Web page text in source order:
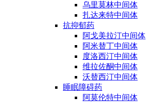
乌里莫林中间体
扎达来特中间体
抗抑郁药
阿戈美拉汀中间体
阿米替丁中间体
度洛西汀中间体
维拉佐酮中间体
沃替西汀中间体
睡眠障碍药
阿莫伦特中间体